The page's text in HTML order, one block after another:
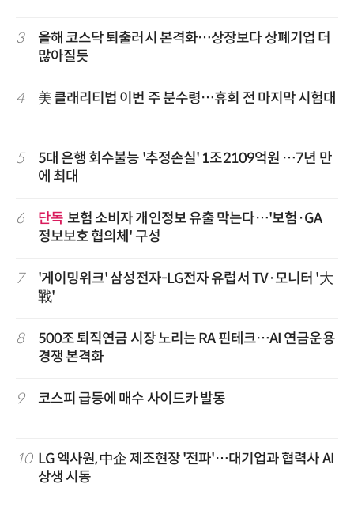
3
올해 코스닥 퇴출러시 본격화…상장보다 상폐기업 더
많아질듯
4 美 클래리티법 이번 주 분수령…휴회 전 마지막 시험대
5
5대 은행 회수불능 '추정손실' 1조2109억원 …7년 만
에 최대
6 단독 보험 소비자 개인정보 유출 막는다…'보험·GA
정보보호 협의체' 구성
7
'게이밍위크' 삼성전자-LG전자 유럽서 TV·모니터 '大
戰'
8
500조 퇴직연금 시장 노리는 RA 핀테크…AI 연금운용
경쟁 본격화
9 코스피 급등에 매수 사이드카 발동
10 LG 엑사원, 中企 제조현장 '전파'…대기업과 협력사 AI
상생 시동